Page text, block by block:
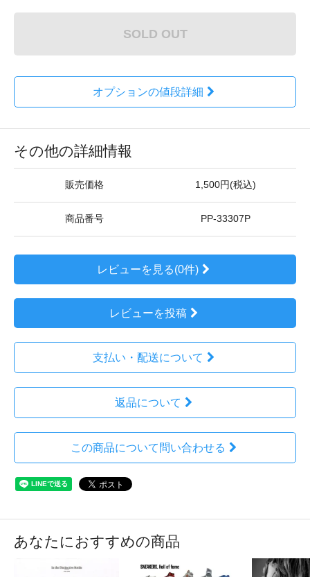
SOLD OUT
オプションの値段詳細
その他の詳細情報
販売価格 1,500円(税込)
商品番号 PP-33307P
レビューを見る(0件)
レビューを投稿
支払い・配送について
返品について
この商品について問い合わせる
あなたにおすすめの商品